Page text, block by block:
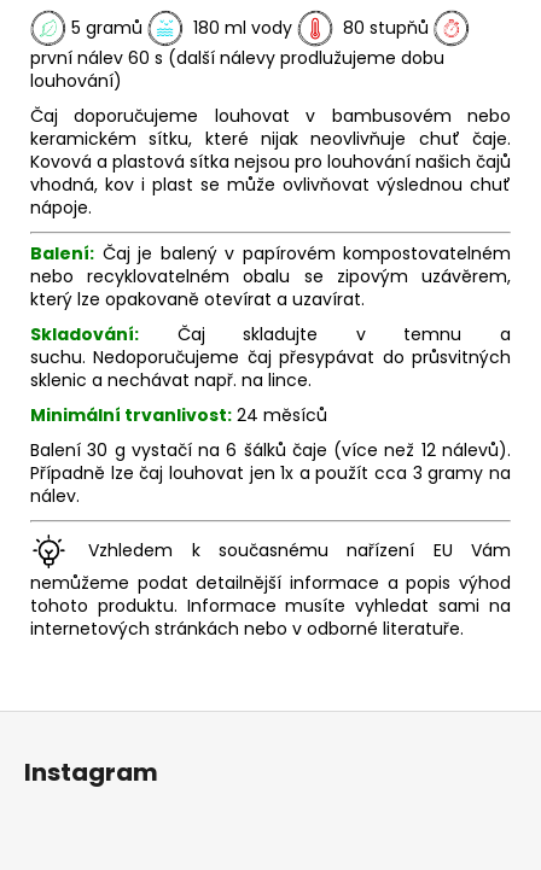
5 gramů
180 ml vody
80 stupňů
první nálev 60 s (další nálevy prodlužujeme dobu
louhování)
Čaj doporučujeme louhovat v bambusovém nebo
keramickém sítku, které nijak neovlivňuje chuť čaje.
Kovová a plastová sítka nejsou pro louhování našich čajů
vhodná, kov i plast se může ovlivňovat výslednou chuť
nápoje.
Balení: Čaj je balený v papírovém kompostovatelném
nebo recyklovatelném obalu se zipovým uzávěrem,
který lze opakovaně otevírat a uzavírat.
Skladování:
Čaj skladujte v temnu a
suchu. Nedoporučujeme čaj přesypávat do průsvitných
sklenic a nechávat např. na lince.
Minimální trvanlivost: 24 měsíců
Balení 30 g vystačí na 6 šálků čaje (více než 12 nálevů).
Případně lze čaj louhovat jen 1x a použít cca 3 gramy na
nálev.
Vzhledem k současnému nařízení EU Vám
nemůžeme podat detailnější informace a popis výhod
tohoto produktu. Informace musíte vyhledat sami na
internetových stránkách nebo v odborné literatuře.
Instagram